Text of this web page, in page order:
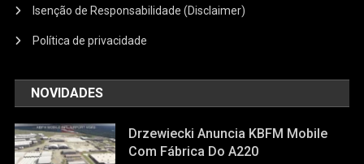
Isenção de Responsabilidade (Disclaimer)
Política de privacidade
NOVIDADES
Drzewiecki Anuncia KBFM Mobile
Com Fábrica Do A220